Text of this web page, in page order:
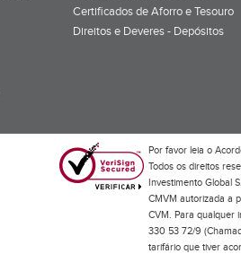
Certificados de Aforro e Tesouro
Direitos e Deveres - Depósitos
Por favor leia o
Todos os direitos
Investimento Global
CMVM autorizada a
CVM. Para qualquer
330 53 72/9
tarifário que tiver